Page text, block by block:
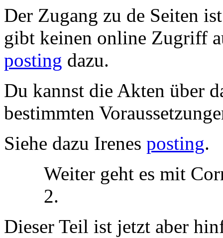
Der Zugang zu de Seiten
gibt keinen online Zugriff
posting dazu.
Du kannst die Akten über
bestimmten
Siehe dazu Irenes posting.
Weiter geht es mit
2.
Dieser Teil ist jetzt aber